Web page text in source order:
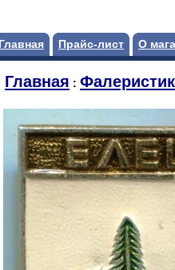
Главная Прайс-лист О
Главная :